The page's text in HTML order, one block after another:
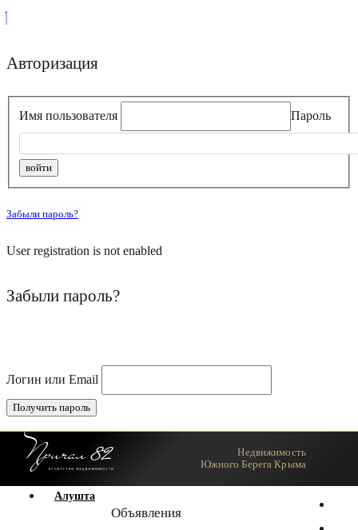
Авторизация
Имя пользователя Пароль
Забыли пароль?
User registration is not enabled
Забыли пароль?
Логин или Email
Ялта
Алушта
Недвижимость
Южного Берега Крыма
Объявления